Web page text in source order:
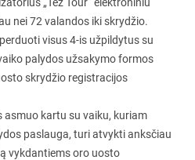
nei 72 valandos iki skrydžio.
visus 4-is užpildytus su
palydos užsakymo formos
skrydžio registracijos
kartu su vaiku, kuriam
paslauga, turi atvykti anksčiau
vykdantiems oro uosto